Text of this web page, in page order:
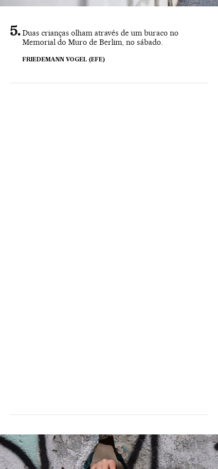
Duas crianças olham através de um buraco no
Memorial do Muro de Berlim, no sábado.
FRIEDEMANN VOGEL (EFE)